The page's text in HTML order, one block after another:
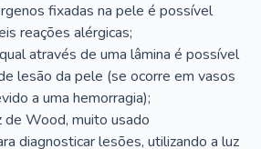
fixadas na pele é possível
reações alérgicas;
através de uma lâmina é possível
lesão da pele (se ocorre em vasos
a uma hemorragia);
de Wood, muito usado
diagnosticar lesões, utilizando a luz